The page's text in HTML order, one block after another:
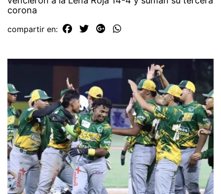
corona
compartir en: